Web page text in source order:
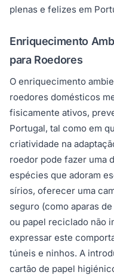
plenas e felizes em
Enriquecimento
para Roedores
O enriquecimento
roedores domésticos
fisicamente ativos,
Portugal, tal como em
criatividade na
roedor pode fazer uma
espécies que adoram
sírios, oferecer uma
seguro (como aparas
ou papel reciclado não
expressar este
túneis e ninhos. A
cartão de papel